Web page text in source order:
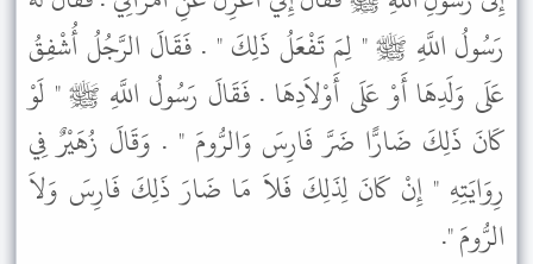
رَسُولُ اللَّهِ ﷺ " لِمَ تَفْعَلُ ذَلِكَ " . فَقَالَ الرَّجُلُ أُشْفِقُ
عَلَى وَلَدِهَا أَوْ عَلَى أَوْلاَدِهَا . فَقَالَ رَسُولُ اللَّهِ ﷺ " لَوْ
كَانَ ذَلِكَ ضَارًّا ضَرَّ فَارِسَ وَالرُّومَ " . وَقَالَ زُهَيْرٌ فِي
رِوَايَتِهِ " إِنْ كَانَ لِذَلِكَ فَلاَ مَا ضَارَ ذَلِكَ فَارِسَ وَلاَ
الرُّومَ ".